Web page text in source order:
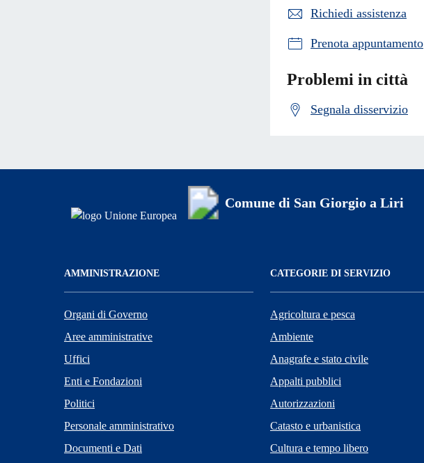
Richiedi assistenza
Prenota appuntamento
Problemi in città
Segnala disservizio
Comune di San Giorgio a Liri
AMMINISTRAZIONE
Organi di Governo
Aree amministrative
Uffici
Enti e Fondazioni
Politici
Personale amministrativo
Documenti e Dati
CATEGORIE DI SERVIZIO
Agricoltura e pesca
Ambiente
Anagrafe e stato civile
Appalti pubblici
Autorizzazioni
Catasto e urbanistica
Cultura e tempo libero